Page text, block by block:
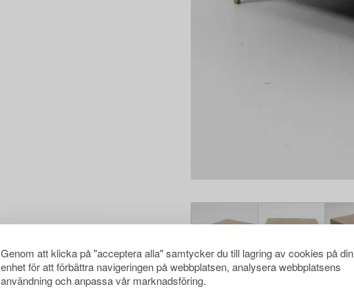
Genom att klicka på "acceptera alla" samtycker du till lagring av cookies på din
enhet för att förbättra navigeringen på webbplatsen, analysera webbplatsens
användning och anpassa vår marknadsföring.